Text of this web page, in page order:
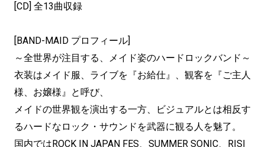
[CD] 全13曲収録
[BAND-MAID プロフィール]
～全世界が注目する、メイド姿のハードロックバンド～
衣装はメイド服、ライブを『お給仕』、観客を『ご主人
様、お嬢様』と呼び、
メイドの世界観を演出する一方、ビジュアルとは相反す
るハードなロック・サウンドを武器に観る人を魅了。
国内ではROCK IN JAPAN FES、SUMMER SONIC、RISI